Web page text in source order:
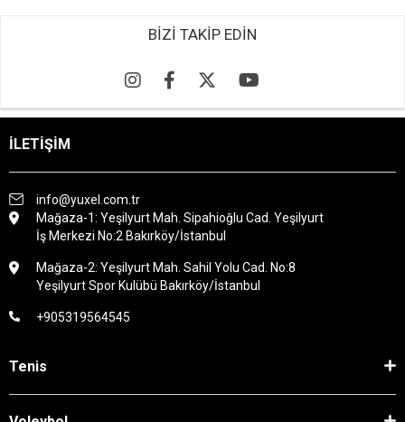
BİZİ TAKİP EDİN
İLETİŞİM
info@yuxel.com.tr
Mağaza-1: Yeşilyurt Mah. Sipahioğlu Cad. Yeşilyurt
İş Merkezi No:2 Bakırköy/İstanbul
Mağaza-2: Yeşilyurt Mah. Sahil Yolu Cad. No:8
Yeşilyurt Spor Kulübü Bakırköy/İstanbul
+905319564545
Tenis